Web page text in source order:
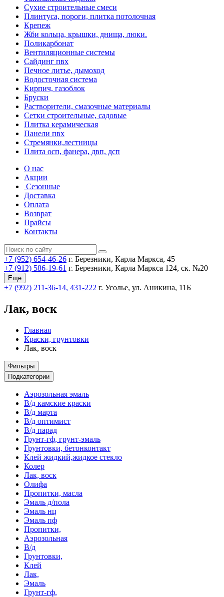
Сухие строительные смеси
Плинтуса, пороги, плитка потолочная
Крепеж
Жби кольца, крышки, днища, люки.
Поликарбонат
Вентиляционные системы
Сайдинг пвх
Печное литье, дымоход
Водосточная система
Кирпич, газоблок
Бруски
Растворители, смазочные материалы
Сетки строительные, садовые
Плитка керамическая
Панели пвх
Стремянки,лестницы
Плита осп, фанера, двп, дсп
О нас
Акции
Сезонные
Доставка
Оплата
Возврат
Прайсы
Контакты
+7 (952) 654-46-26 г. Березники, Карла Маркса, 45
+7 (912) 586-19-61 г. Березники, Карла Маркса 124, ск. №20
Еще
+7 (992) 211-36-14, 431-222 г. Усолье, ул. Аникина, 11Б
Лак, воск
Главная
Краски, грунтовки
Лак, воск
Фильтры
Подкатегории
Аэрозольная эмаль
В/д камские краски
В/д марта
В/д оптимист
В/д парад
Грунт-гф, грунт-эмаль
Грунтовки, бетонконтакт
Клей жидкий,жидкое стекло
Колер
Лак, воск
Олифа
Пропитки, масла
Эмаль д/пола
Эмаль нц
Эмаль пф
Пропитки,
Аэрозольная
В/д
Грунтовки,
Клей
Лак,
Эмаль
Грунт-гф,